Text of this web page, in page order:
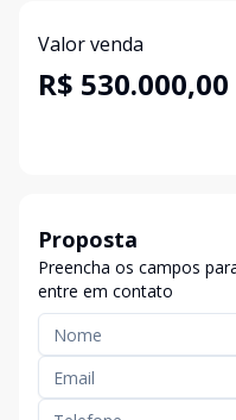
Valor venda
R$ 530.000,00
Proposta
Preencha os campos
entre em contato